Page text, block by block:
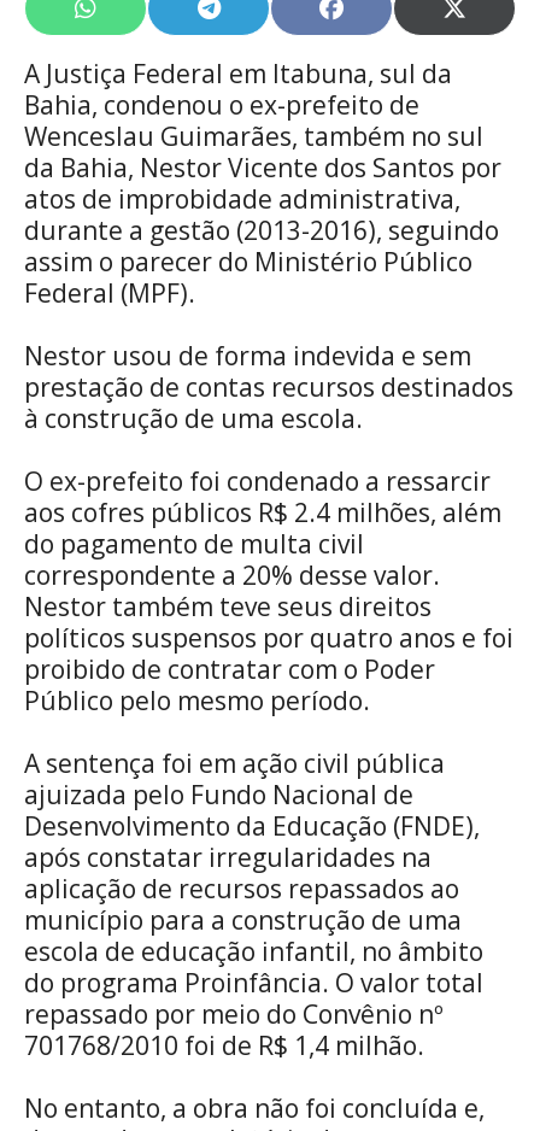
Share
on
WhatsApp
Share
on
Telegram
Share
on
Facebook
Share
on
A Justiça Federal em Itabuna, sul da
Bahia, condenou o ex-prefeito de
Wenceslau Guimarães, também no sul
da Bahia, Nestor Vicente dos Santos por
atos de improbidade administrativa,
durante a gestão (2013-2016), seguindo
assim o parecer do Ministério Público
Federal (MPF).
Nestor usou de forma indevida e sem
prestação de contas recursos destinados
à construção de uma escola.
O ex-prefeito foi condenado a ressarcir
aos cofres públicos R$ 2.4 milhões, além
do pagamento de multa civil
correspondente a 20% desse valor.
Nestor também teve seus direitos
políticos suspensos por quatro anos e foi
proibido de contratar com o Poder
Público pelo mesmo período.
A sentença foi em ação civil pública
ajuizada pelo Fundo Nacional de
Desenvolvimento da Educação (FNDE),
após constatar irregularidades na
aplicação de recursos repassados ao
município para a construção de uma
escola de educação infantil, no âmbito
do programa Proinfância. O valor total
repassado por meio do Convênio nº
701768/2010 foi de R$ 1,4 milhão.
No entanto, a obra não foi concluída e,